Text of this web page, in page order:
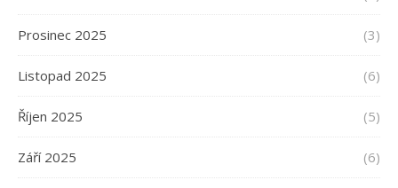
Prosinec 2025 (3)
Listopad 2025 (6)
Říjen 2025 (5)
Září 2025 (6)